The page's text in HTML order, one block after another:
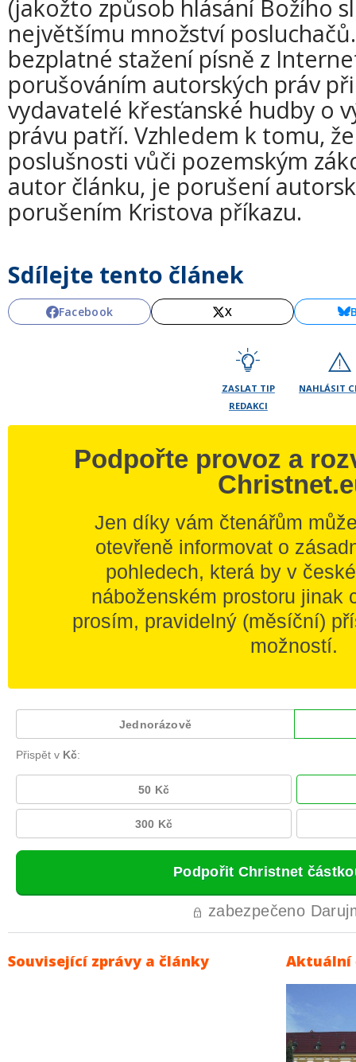
(jakožto způsob hlásání Božího
největšímu množství
bezplatné stažení písně z
porušováním autorských práv
vydavatelé křesťanské hudby o
právu patří. Vzhledem k tomu,
poslušnosti vůči pozemským
autor článku, je porušení
porušením Kristova příkazu.
Sdílejte tento článek
Facebook X
ZASLAT TIP
REDAKCI
NAHLÁSIT
Související zprávy a články Aktuální